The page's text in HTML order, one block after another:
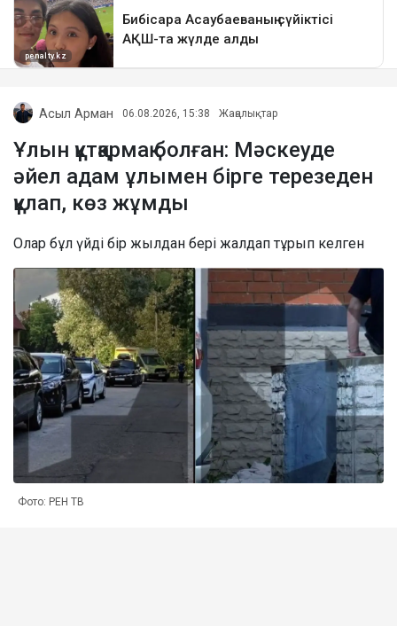
Асыл Арман 06.08.2026, 15:38 Жаңалықтар
Ұлын құтқармақ болған: Мәскеуде
әйел адам ұлымен бірге терезеден
құлап, көз жұмды
Олар бұл үйді бір жылдан бері жалдап тұрып келген
Фото: РЕН ТВ